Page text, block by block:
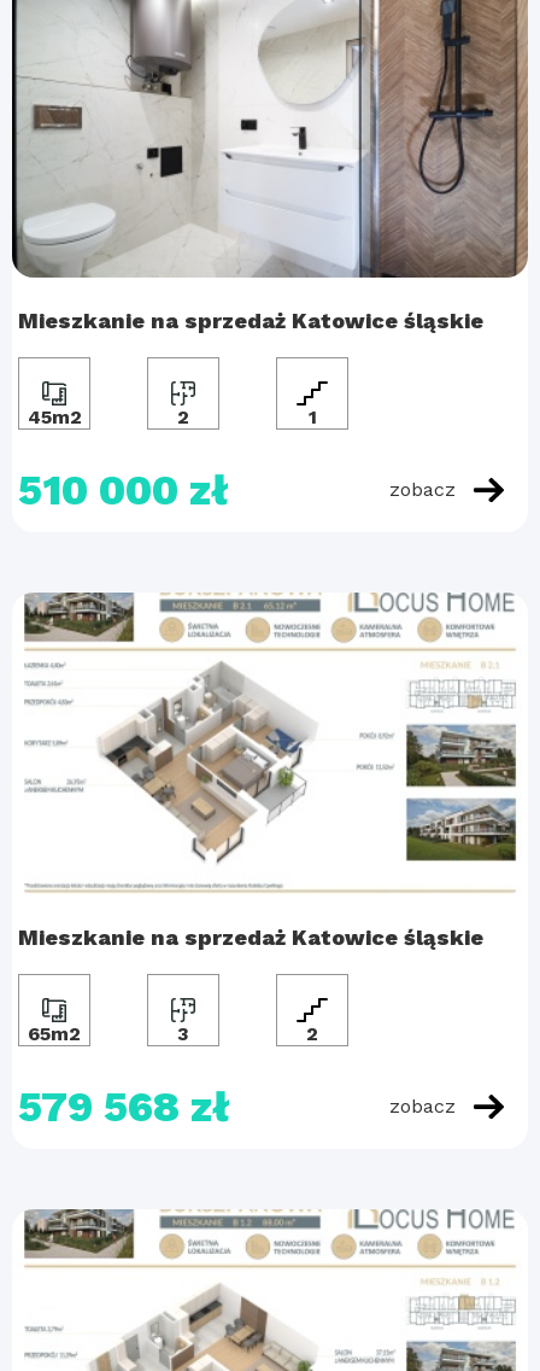
Mieszkanie na sprzedaż Katowice śląskie
45m2 2 1
510 000 zł zobacz
Mieszkanie na sprzedaż Katowice śląskie
65m2 3 2
579 568 zł zobacz